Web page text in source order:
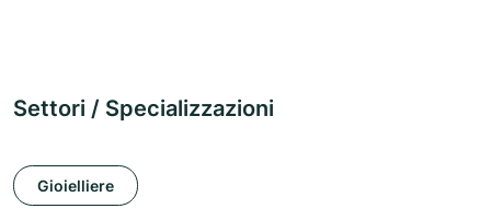
Settori / Specializzazioni
Gioielliere